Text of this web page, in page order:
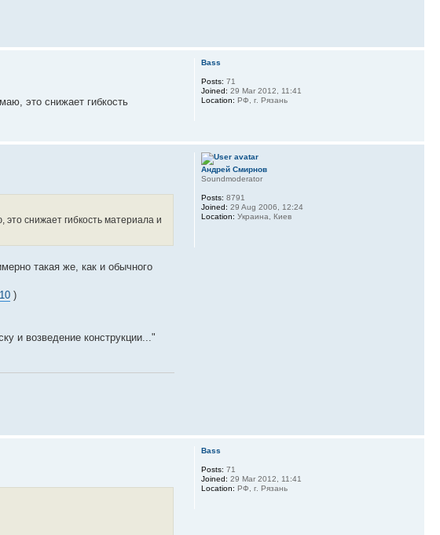
это снижает гибкость
Bass
Posts: 71
Joined: 29 Mar 2012, 11:41
Location: РФ, г. Рязань
снижает гибкость материала и
такая же, как и обычного
)
и возведение конструкции..."
Андрей Смирнов
Soundmoderator
Posts: 8791
Joined: 29 Aug 2006, 12:24
Location: Украина, Киев
Bass
Posts: 71
Joined: 29 Mar 2012, 11:41
Location: РФ, г. Рязань